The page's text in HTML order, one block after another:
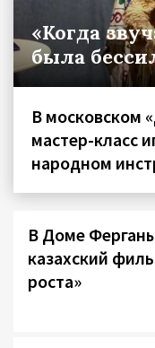
«Когда
была
В московском
мастер-класс
народном
В Доме
казахский
роста»